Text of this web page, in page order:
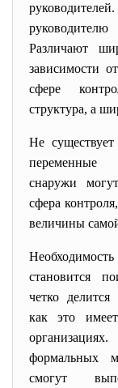
Различают
зависимости
сфере
структура, а
Не
снаружи
сфера
величины
становится
четко
как это
формальных
смогут